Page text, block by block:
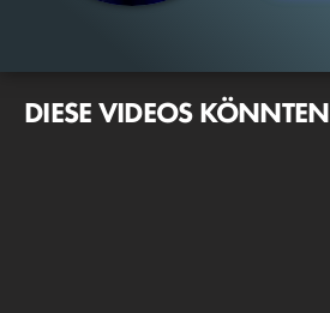
DIESE VIDEOS